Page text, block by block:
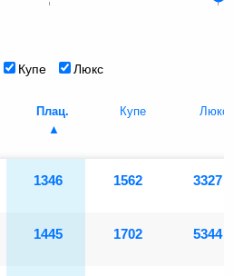
Купе Люкс
Плац. Купе Люкс
1346 1562 3327
1445 1702 5344